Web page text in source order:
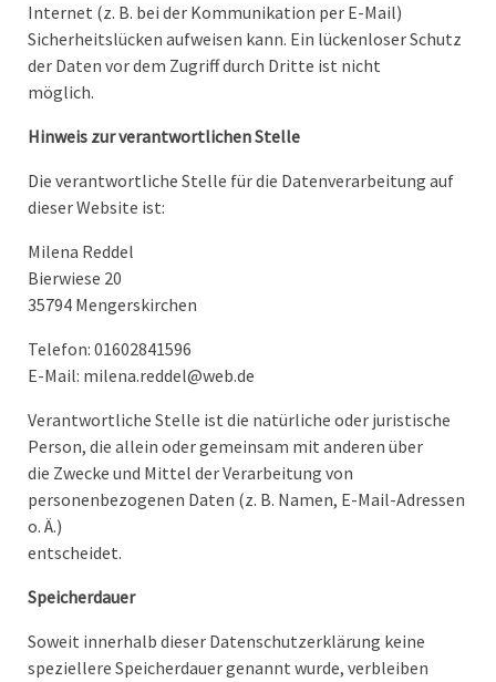
Internet (z. B. bei der Kommunikation per E-Mail)
Sicherheitslücken aufweisen kann. Ein lückenloser Schutz
der Daten vor dem Zugriff durch Dritte ist nicht
möglich.
Hinweis zur verantwortlichen Stelle
Die verantwortliche Stelle für die Datenverarbeitung auf
dieser Website ist:
Milena Reddel
Bierwiese 20
35794 Mengerskirchen
Telefon: 01602841596
E-Mail: milena.reddel@web.de
Verantwortliche Stelle ist die natürliche oder juristische
Person, die allein oder gemeinsam mit anderen über
die Zwecke und Mittel der Verarbeitung von
personenbezogenen Daten (z. B. Namen, E-Mail-Adressen
o. Ä.)
entscheidet.
Speicherdauer
Soweit innerhalb dieser Datenschutzerklärung keine
speziellere Speicherdauer genannt wurde, verbleiben